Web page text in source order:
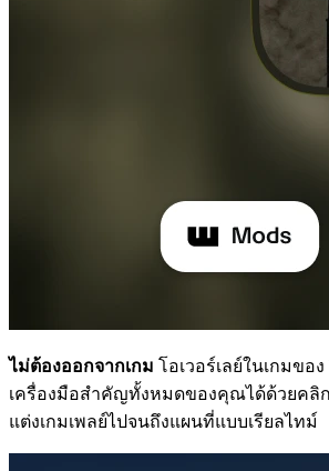
ไม่ต้องออกจากเกม โอเวอร์เลย์ในเกมขอ
เครื่องมือสำคัญทั้งหมดของคุณได้ด้วยคลิก
แต่งเกมเพลย์ไปจนถึงแผนที่แบบเรียลไทม์